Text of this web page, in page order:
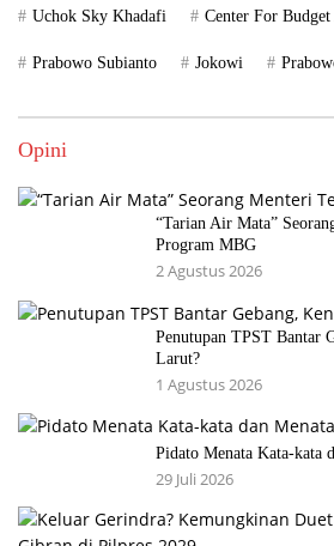
Uchok Sky Khadafi Center For
Prabowo Subianto Jokowi
Opini
“Tarian Air Mata”
Program MBG
2 Agustus 2026
Penutupan TPST Bantar
Larut?
1 Agustus 2026
Pidato Menata Kata-kata
29 Juli 2026